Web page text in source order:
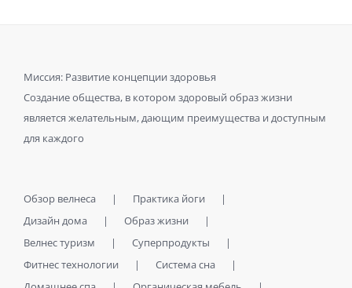
Миссия: Развитие концепции здоровья
Создание общества, в котором здоровый образ жизни
является желательным, дающим преимущества и доступным
для каждого
Обзор велнеса
Практика йоги
Дизайн дома
Образ жизни
Велнес туризм
Суперпродукты
Фитнес технологии
Система сна